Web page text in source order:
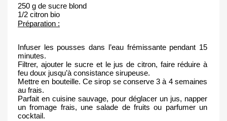
250 g de sucre blond
1/2 citron bio
Préparation :
Infuser les pousses dans l’eau frémissante pendant 15
minutes.
Filtrer, ajouter le sucre et le jus de citron, faire réduire à
feu doux jusqu’à consistance sirupeuse.
Mettre en bouteille. Ce sirop se conserve 3 à 4 semaines
au frais.
Parfait en cuisine sauvage, pour déglacer un jus, napper
un fromage frais, une salade de fruits ou parfumer un
cocktail.